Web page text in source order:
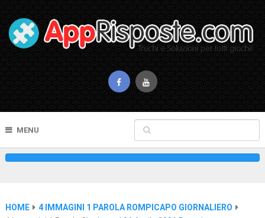
MENU
HOME
4 IMMAGINI 1 PAROLA ROMPICAPO GIORNALIERO